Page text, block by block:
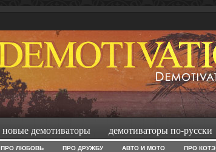
новые демотиваторы демотиваторы по-русски
ПРО ЛЮБОВЬ ПРО ДРУЖБУ АВТО И МОТО ПРО КОТЭ